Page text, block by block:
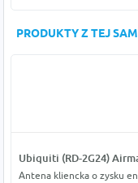
PRODUKTY Z TEJ
Ubiquiti (RD-2G24)
Antena kliencka o zysku